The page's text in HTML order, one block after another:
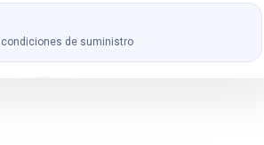
de suministro